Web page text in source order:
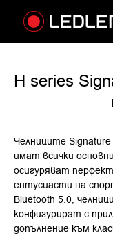
H series
Челниците
имат всички
осигуряват
ентусиасти на
Bluetooth 5.0,
конфигурират с
допълнение към